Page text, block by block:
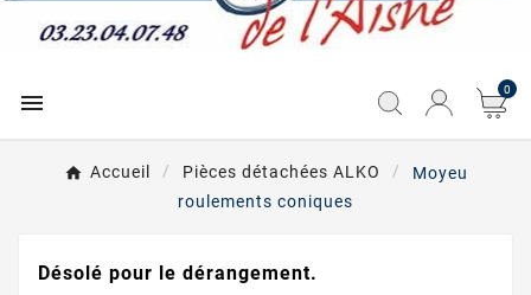
 0
Accueil Pièces détachées ALKO
Moyeu
roulements coniques
Désolé pour le dérangement.